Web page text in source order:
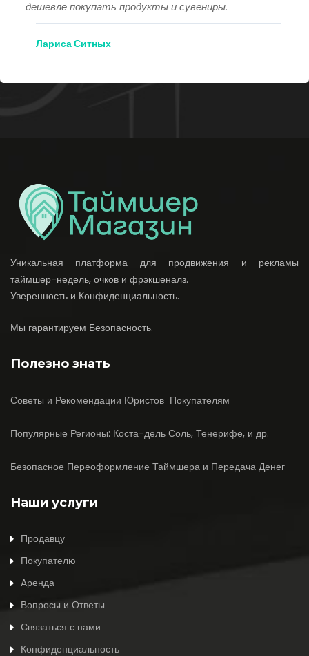
дешевле покупать продукты и сувениры.
Лариса Ситных
Уникальная платформа для продвижения и рекламы
таймшер-недель, очков и фрэкшеналз.
Уверенность и Конфиденциальность.
Мы гарантируем Безопасность.
Полезно знать
Советы и Рекомендации Юристов Покупателям
Популярные Регионы: Коста-дель Соль, Тенерифе, и др.
Безопасное Переоформление Таймшера и Передача Денег
Наши услуги
Продавцу
Покупателю
Aренда
Вопросы и Ответы
Связаться с нами
Конфиденциальность